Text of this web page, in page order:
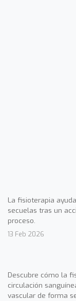
La fisioterapia
secuelas tras un
proceso.
13 Feb 2026
Descubre cómo la
circulación
vascular de forma